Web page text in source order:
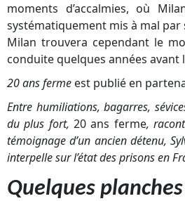
moments d’accalmies, où
systématiquement mis à mal par
Milan trouvera cependant le
conduite quelques années avant
20 ans ferme est publié en
Entre humiliations, bagarres,
du plus fort, 20 ans ferme,
témoignage d’un ancien détenu,
interpelle sur l’état des prisons en
Quelques